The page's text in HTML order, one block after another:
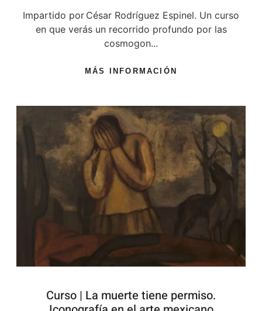
Impartido por César Rodríguez Espinel. Un curso
en que verás un recorrido profundo por las
cosmogon...
MÁS INFORMACIÓN
Curso | La muerte tiene permiso.